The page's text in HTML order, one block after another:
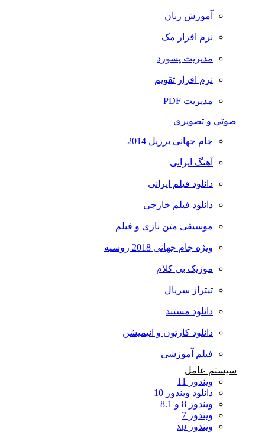
آموزش زبان
نرم افزار مک
مدیریت پسورد
نرم افزار تقویم
مدیریت PDF
صوتی و تصویری
جام جهانی برزیل 2014
آهنگ ایرانی
دانلود فیلم ایرانی
دانلود فیلم خارجی
موسیقی متن بازی و فیلم
ویژه جام جهانی 2018 روسیه
موزیک بی کلام
تیتراژ سریال
دانلود مستند
دانلود کارتون و انیمیشن
فیلم آموزشی
سیستم عامل
ویندوز 11
دانلود ویندوز 10
ویندوز 8 و 8.1
ویندوز 7
ویندوز xp